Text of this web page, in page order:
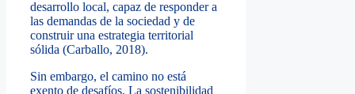
desarrollo local, capaz de responder a
las demandas de la sociedad y de
construir una estrategia territorial
sólida (Carballo, 2018).
Sin embargo, el camino no está
exento de desafíos. La sostenibilidad